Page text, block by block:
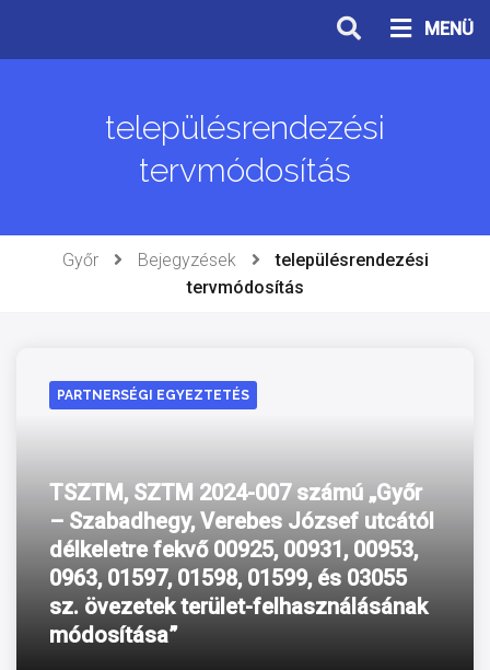
tartalomhoz
MENÜ
településrendezési
tervmódosítás
Győr Bejegyzések
településrendezési
tervmódosítás
PARTNERSÉGI EGYEZTETÉS
TSZTM, SZTM 2024-007 számú „Győr
– Szabadhegy, Verebes József utcától
délkeletre fekvő 00925, 00931, 00953,
0963, 01597, 01598, 01599, és 03055
sz. övezetek terület-felhasználásának
módosítása”